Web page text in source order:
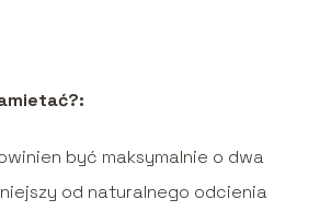
być maksymalnie o dwa
od naturalnego odcienia